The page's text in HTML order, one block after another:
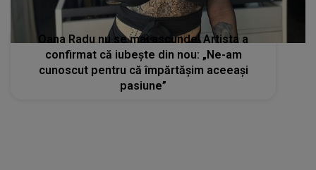
Oana Radu nu se mai ascunde! Artista a
confirmat că iubește din nou: „Ne-am
cunoscut pentru că împărtășim aceeași
pasiune”